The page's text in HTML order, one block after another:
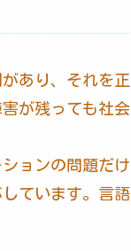
あり、それを
が残っても社
ョンの問題だ
ています。言